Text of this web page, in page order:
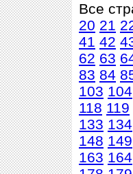
Все
20 21
41 42
62 63
83 84
103 104
118 119
133 134
148 149
163 164